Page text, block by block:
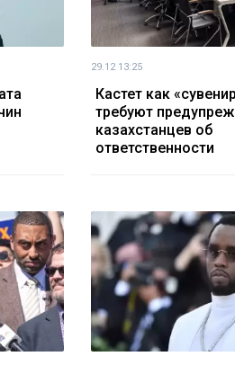
29.12 13:25
Кастет как
требуют
казахстанцев об
ответственности